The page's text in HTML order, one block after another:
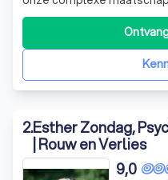
zijn. Stress, burn-out en
ons uit balans brengen.
en creatieve aanpak aan,
creëer in uw situatie. Door
2.Esther Zondag,
| Rouw en Verlies
9,0